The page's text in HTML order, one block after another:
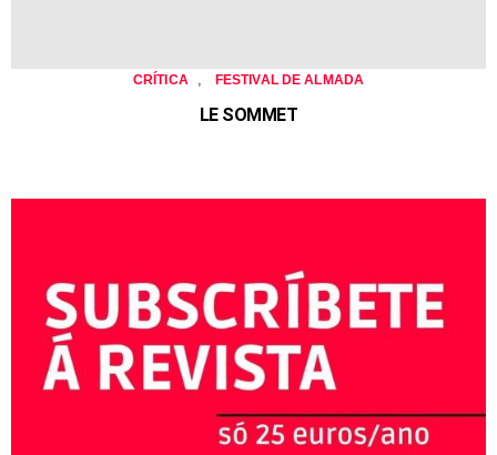
CRÍTICA FESTIVAL DE ALMADA
LE SOMMET